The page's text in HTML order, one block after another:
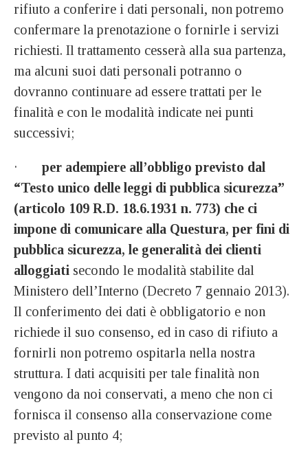
rifiuto a conferire i dati personali, non potremo
confermare la prenotazione o fornirle i servizi
richiesti. Il trattamento cesserà alla sua partenza,
ma alcuni suoi dati personali potranno o
dovranno continuare ad essere trattati per le
finalità e con le modalità indicate nei punti
successivi;
· per adempiere all’obbligo previsto dal
“Testo unico delle leggi di pubblica sicurezza”
(articolo 109 R.D. 18.6.1931 n. 773) che ci
impone di comunicare alla Questura, per fini di
pubblica sicurezza, le generalità dei clienti
alloggiati secondo le modalità stabilite dal
Ministero dell’Interno (Decreto 7 gennaio 2013).
Il conferimento dei dati è obbligatorio e non
richiede il suo consenso, ed in caso di rifiuto a
fornirli non potremo ospitarla nella nostra
struttura. I dati acquisiti per tale finalità non
vengono da noi conservati, a meno che non ci
fornisca il consenso alla conservazione come
previsto al punto 4;